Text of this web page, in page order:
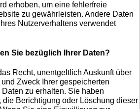
erhoben, um eine fehlerfreie
zu gewährleisten. Andere Daten
Nutzerverhaltens verwendet
Sie bezüglich Ihrer Daten?
Recht, unentgeltlich Auskunft über
Zweck Ihrer gespeicherten
zu erhalten. Sie haben
die Berichtigung oder Löschung dieser